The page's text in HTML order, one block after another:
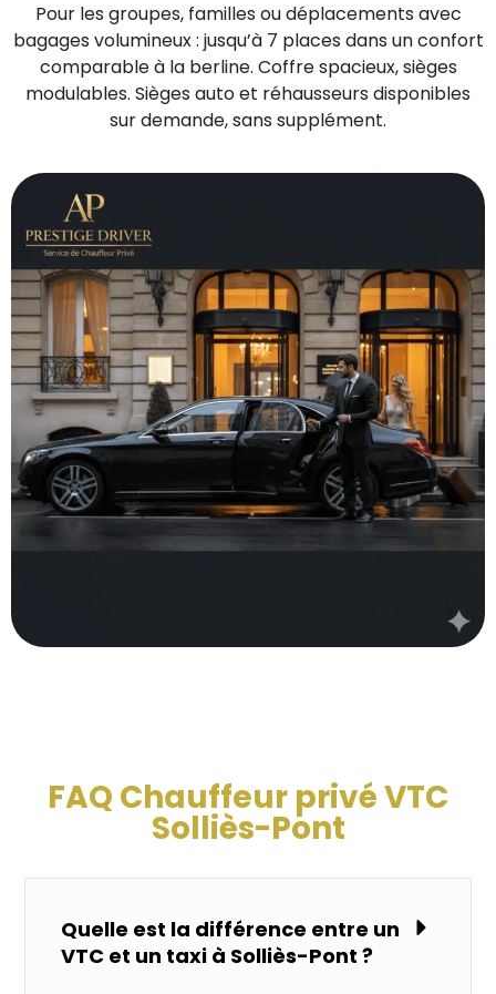
Pour les groupes, familles ou déplacements avec
bagages volumineux : jusqu’à 7 places dans un confort
comparable à la berline. Coffre spacieux, sièges
modulables. Sièges auto et réhausseurs disponibles
sur demande, sans supplément.
FAQ Chauffeur privé VTC
Solliès-Pont
Quelle est la différence entre un
VTC et un taxi à Solliès-Pont ?